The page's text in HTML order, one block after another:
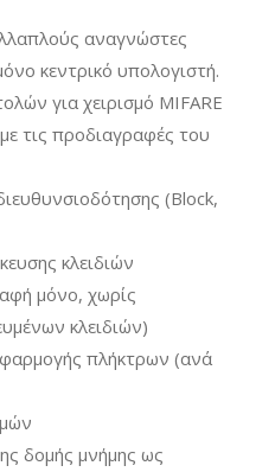
αναγνώστες
κεντρικό υπολογιστή.
για χειρισμό MIFARE
τις προδιαγραφές του
(Block,
κλειδιών
μόνο, χωρίς
κλειδιών)
πλήκτρων (ανά
δομής μνήμης ως